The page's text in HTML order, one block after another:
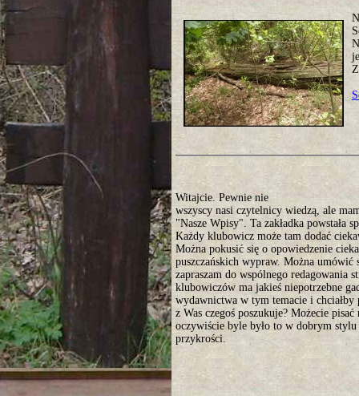
Witajcie. Pewnie nie
wszyscy nasi czytelnicy wiedzą, ale
"Nasze Wpisy". Ta zakładka powstała
Każdy klubowicz może tam dodać
Można pokusić się o opowiedzenie
puszczańskich wypraw. Można umówić
zapraszam do wspólnego redagowania
klubowiczów ma jakieś niepotrzebne
wydawnictwa w tym temacie i chciałby
z Was czegoś poszukuje? Możecie
oczywiście byle było to w dobrym
przykrości.